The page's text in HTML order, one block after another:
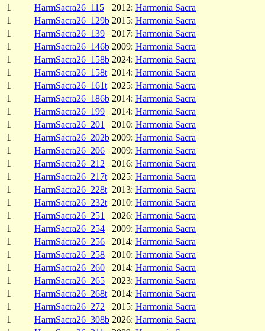
1
HarmSacra26_115 2012: Harmonia Sacra
1
HarmSacra26_129b 2015: Harmonia Sacra
1
HarmSacra26_139 2017: Harmonia Sacra
1
HarmSacra26_146b 2009: Harmonia Sacra
1
HarmSacra26_158b 2024: Harmonia Sacra
1
HarmSacra26_158t 2014: Harmonia Sacra
1
HarmSacra26_161t 2025: Harmonia Sacra
1
HarmSacra26_186b 2014: Harmonia Sacra
1
HarmSacra26_199 2014: Harmonia Sacra
1
HarmSacra26_201 2010: Harmonia Sacra
1
HarmSacra26_202b 2009: Harmonia Sacra
1
HarmSacra26_206 2009: Harmonia Sacra
1
HarmSacra26_212 2016: Harmonia Sacra
1
HarmSacra26_217t 2025: Harmonia Sacra
1
HarmSacra26_228t 2013: Harmonia Sacra
1
HarmSacra26_232t 2010: Harmonia Sacra
1
HarmSacra26_251 2026: Harmonia Sacra
1
HarmSacra26_254 2009: Harmonia Sacra
1
HarmSacra26_256 2014: Harmonia Sacra
1
HarmSacra26_258 2010: Harmonia Sacra
1
HarmSacra26_260 2014: Harmonia Sacra
1
HarmSacra26_265 2023: Harmonia Sacra
1
HarmSacra26_268t 2014: Harmonia Sacra
1
HarmSacra26_272 2015: Harmonia Sacra
1
HarmSacra26_308b 2026: Harmonia Sacra